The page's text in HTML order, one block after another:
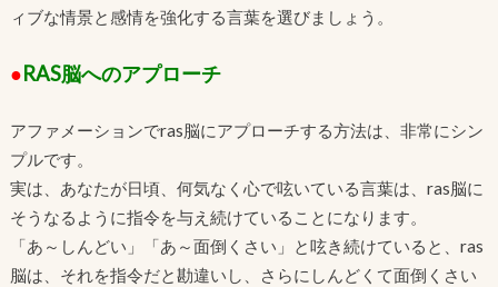
ィブな情景と感情を強化する言葉を選びましょう。
●RAS脳へのアプローチ
アファメーションでras脳にアプローチする方法は、非常にシン
プルです。
実は、あなたが日頃、何気なく心で呟いている言葉は、ras脳に
そうなるように指令を与え続けていることになります。
「あ～しんどい」「あ～面倒くさい」と呟き続けていると、ras
脳は、それを指令だと勘違いし、さらにしんどくて面倒くさい